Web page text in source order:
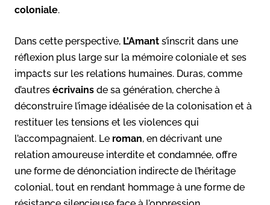
coloniale.
Dans cette perspective, L’Amant s’inscrit dans une
réflexion plus large sur la mémoire coloniale et ses
impacts sur les relations humaines. Duras, comme
d’autres écrivains de sa génération, cherche à
déconstruire l’image idéalisée de la colonisation et à
restituer les tensions et les violences qui
l’accompagnaient. Le roman, en décrivant une
relation amoureuse interdite et condamnée, offre
une forme de dénonciation indirecte de l’héritage
colonial, tout en rendant hommage à une forme de